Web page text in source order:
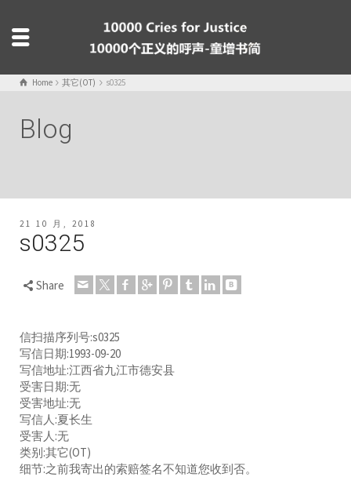
Home 其它(OT) s0325
Blog
21 10 月, 2018
s0325
Share
信扫描序列号:s0325
写信日期:1993-09-20
写信地址:江西省九江市德安县
受害日期:无
受害地址:无
写信人:夏长生
受害人:无
类别:其它(OT)
细节:之前我寄出的索赔签名不知道您收到否。